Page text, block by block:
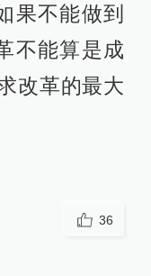
果不能做到
不能算是成
改革的最大
36